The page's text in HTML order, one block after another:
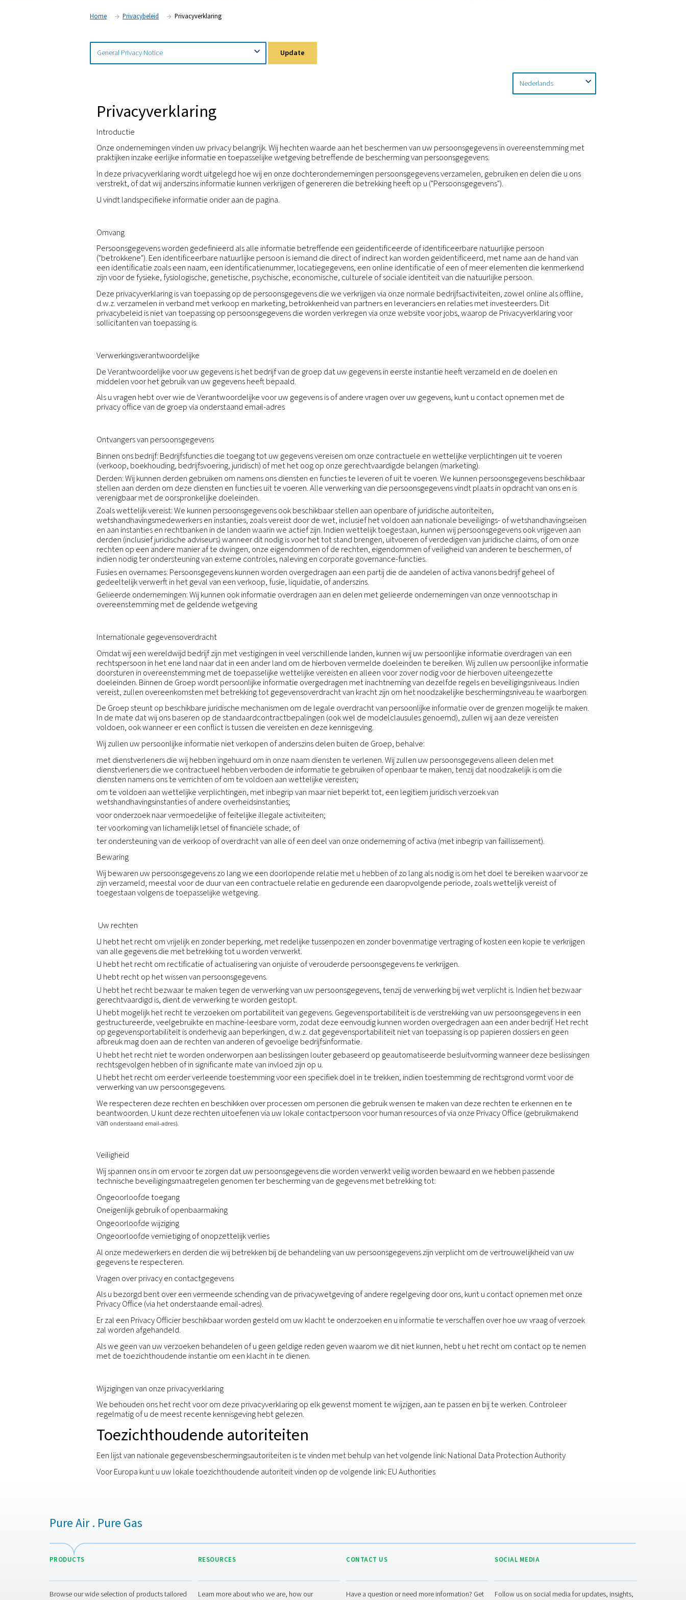
Privacyverklaring
Onze ondernemingen vinden uw privacy belangrijk. Wij hechten waarde aan het beschermen van uw persoonsgegevens in
praktijken inzake eerlijke informatie en toepasselijke wetgeving betreffende de bescherming van persoonsgegevens.
In deze privacyverklaring wordt uitgelegd hoe wij en onze dochterondernemingen persoonsgegevens verzamelen, gebruiken en
verstrekt, of dat wij anderszins informatie kunnen verkrijgen of genereren die betrekking heeft op u ("Persoonsgegevens").
U vindt landspecifieke informatie onder aan de pagina.
Persoonsgegevens worden gedefinieerd als alle informatie betreffende een geïdentificeerde of identificeerbare natuurlijke persoon
("betrokkene"). Een identificeerbare natuurlijke persoon is iemand die direct of indirect kan worden geïdentificeerd, met name aan de
een identificatie zoals een naam, een identificatienummer, locatiegegevens, een online identificatie of een of meer elementen die
zijn voor de fysieke, fysiologische, genetische, psychische, economische, culturele of sociale identiteit van die natuurlijke persoon.
d.w.z. verzamelen in verband met verkoop en marketing, betrokkenheid van partners en leveranciers en relaties met investeerders. Dit
privacybeleid is niet van toepassing op persoonsgegevens die worden verkregen via onze website voor jobs, waarop de
sollicitanten van toepassing is.
Verwerkingsverantwoordelijke
De Verantwoordelijke voor uw gegevens is het bedrijf van de groep dat uw gegevens in eerste instantie heeft verzameld en de
middelen voor het gebruik van uw gegevens heeft bepaald.
Als u vragen hebt over wie de Verantwoordelijke voor uw gegevens is of andere vragen over uw gegevens, kunt u contact opnemen
privacy office van de groep via onderstaand email-adres
Ontvangers van persoonsgegevens
(verkoop, boekhouding, bedrijfsvoering, juridisch) of met het oog op onze gerechtvaardigde belangen (marketing).
Derden: Wij kunnen derden gebruiken om namens ons diensten en functies te leveren of uit te voeren. We kunnen persoonsgegevens
stellen aan derden om deze diensten en functies uit te voeren. Alle verwerking van die persoonsgegevens vindt plaats in opdracht van
verenigbaar met de oorspronkelijke doeleinden.
Zoals wettelijk vereist: We kunnen persoonsgegevens ook beschikbaar stellen aan openbare of juridische autoriteiten,
wetshandhavingsmedewerkers en instanties, zoals vereist door de wet, inclusief het voldoen aan nationale beveiligings- of
en aan instanties en rechtbanken in de landen waarin we actief zijn. Indien wettelijk toegestaan, kunnen wij persoonsgegevens ook
derden (inclusief juridische adviseurs) wanneer dit nodig is voor het tot stand brengen, uitvoeren of verdedigen van juridische claims,
rechten op een andere manier af te dwingen, onze eigendommen of de rechten, eigendommen of veiligheid van anderen te
indien nodig ter ondersteuning van externe controles, naleving en corporate governance-functies.
Fusies en overnames: Persoonsgegevens kunnen worden overgedragen aan een partij die de aandelen of activa vanons bedrijf geheel
gedeeltelijk verwerft in het geval van een verkoop, fusie, liquidatie, of anderszins.
Gelieerde ondernemingen: Wij kunnen ook informatie overdragen aan en delen met gelieerde ondernemingen van onze
overeenstemming met de geldende wetgeving
Internationale gegevensoverdracht
Omdat wij een wereldwijd bedrijf zijn met vestigingen in veel verschillende landen, kunnen wij uw persoonlijke informatie overdragen
rechtspersoon in het ene land naar dat in een ander land om de hierboven vermelde doeleinden te bereiken. Wij zullen uw
doorsturen in overeenstemming met de toepasselijke wettelijke vereisten en alleen voor zover nodig voor de hierboven
vereist, zullen overeenkomsten met betrekking tot gegevensoverdracht van kracht zijn om het noodzakelijke beschermingsniveau te
De Groep steunt op beschikbare juridische mechanismen om de legale overdracht van persoonlijke informatie over de grenzen
In de mate dat wij ons baseren op de standaardcontractbepalingen (ook wel de modelclausules genoemd), zullen wij aan deze
voldoen, ook wanneer er een conflict is tussen die vereisten en deze kennisgeving.
Wij zullen uw persoonlijke informatie niet verkopen of anderszins delen buiten de Groep, behalve:
met dienstverleners die wij hebben ingehuurd om in onze naam diensten te verlenen. Wij zullen uw persoonsgegevens alleen delen
dienstverleners die we contractueel hebben verboden de informatie te gebruiken of openbaar te maken, tenzij dat noodzakelijk is
diensten namens ons te verrichten of om te voldoen aan wettelijke vereisten;
om te voldoen aan wettelijke verplichtingen, met inbegrip van maar niet beperkt tot, een legitiem juridisch verzoek van
wetshandhavingsinstanties of andere overheidsinstanties;
voor onderzoek naar vermoedelijke of feitelijke illegale activiteiten;
ter voorkoming van lichamelijk letsel of financiële schade; of
ter ondersteuning van de verkoop of overdracht van alle of een deel van onze onderneming of activa (met inbegrip van faillissement).
Bewaring
Wij bewaren uw persoonsgegevens zo lang we een doorlopende relatie met u hebben of zo lang als nodig is om het doel te bereiken
zijn verzameld, meestal voor de duur van een contractuele relatie en gedurende een daaropvolgende periode, zoals wettelijk
toegestaan volgens de toepasselijke wetgeving.
Uw rechten
U hebt het recht om vrijelijk en zonder beperking, met redelijke tussenpozen en zonder bovenmatige vertraging of kosten een kopie
van alle gegevens die met betrekking tot u worden verwerkt.
U hebt het recht om rectificatie of actualisering van onjuiste of verouderde persoonsgegevens te verkrijgen.
U hebt recht op het wissen van persoonsgegevens.
U hebt het recht bezwaar te maken tegen de verwerking van uw persoonsgegevens, tenzij de verwerking bij wet verplicht is. Indien
gerechtvaardigd is, dient de verwerking te worden gestopt.
U hebt mogelijk het recht te verzoeken om portabiliteit van gegevens. Gegevensportabiliteit is de verstrekking van uw
gestructureerde, veelgebruikte en machine-leesbare vorm, zodat deze eenvoudig kunnen worden overgedragen aan een ander
op gegevensportabiliteit is onderhevig aan beperkingen, d.w.z. dat gegevensportabiliteit niet van toepassing is op papieren dossiers
afbreuk mag doen aan de rechten van anderen of gevoelige bedrijfsinformatie.
rechtsgevolgen hebben of in significante mate van invloed zijn op u.
U hebt het recht om eerder verleende toestemming voor een specifiek doel in te trekken, indien toestemming de rechtsgrond vormt
verwerking van uw persoonsgegevens.
We respecteren deze rechten en beschikken over processen om personen die gebruik wensen te maken van deze rechten te
beantwoorden. U kunt deze rechten uitoefenen via uw lokale contactpersoon voor human resources of via onze Privacy Office
van onderstaand email-adres).
Wij spannen ons in om ervoor te zorgen dat uw persoonsgegevens die worden verwerkt veilig worden bewaard en we hebben
Ongeoorloofde toegang
Ongeoorloofde wijziging